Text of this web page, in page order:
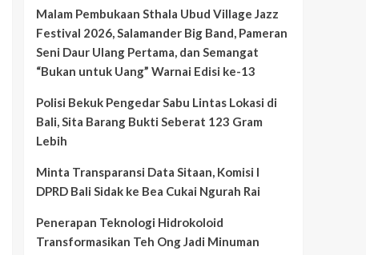
Malam Pembukaan Sthala Ubud Village Jazz
Festival 2026, Salamander Big Band, Pameran
Seni Daur Ulang Pertama, dan Semangat
“Bukan untuk Uang” Warnai Edisi ke-13
Polisi Bekuk Pengedar Sabu Lintas Lokasi di
Bali, Sita Barang Bukti Seberat 123 Gram
Lebih
Minta Transparansi Data Sitaan, Komisi I
DPRD Bali Sidak ke Bea Cukai Ngurah Rai
Penerapan Teknologi Hidrokoloid
Transformasikan Teh Ong Jadi Minuman